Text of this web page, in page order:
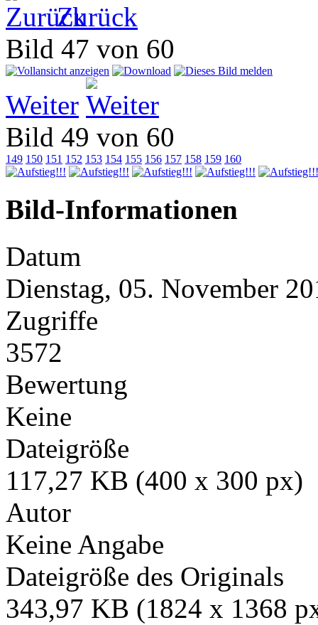
Zurück
Bild 47 von 60
Weiter
Bild 49 von 60
149 150 151 152 153 154 155 156 157 158 159 160
Bild-Informationen
Datum
Dienstag, 05. November
Zugriffe
3572
Bewertung
Keine
Dateigröße
117,27 KB (400 x 300 px)
Autor
Keine Angabe
Dateigröße des Originals
343,97 KB (1824 x 1368